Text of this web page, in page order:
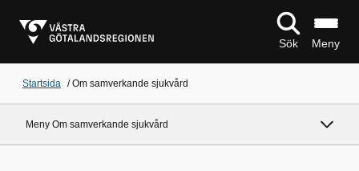
Sök Meny
Startsida /Om samverkande sjukvård
Meny Om samverkande sjukvård